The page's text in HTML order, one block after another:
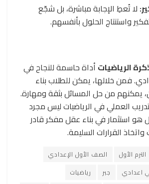
لا تُعطِ الإجابة مباشرة، بل شجّع
واستنتاج الحلول بأنفسهم.
الرياضيات أداة حاسمة للنجاح في
فمن خلالها، يمكن للطلاب بناء
يمكنهم من حل المسائل بثقة ومهارة.
العملي في الرياضيات ليس مجرد
هو استثمار في بناء عقل مفكر قادر
القرارات السليمة.
الترم الأول
الصف الأول الإعدادي
اعدادي
جبر
رياضيات